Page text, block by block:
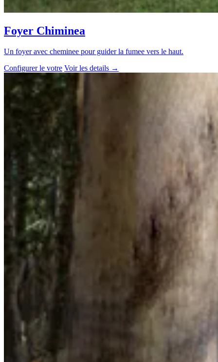
Foyer Chiminea
Un foyer avec cheminee pour guider la fumee vers le haut.
Configurer le votre Voir les details →